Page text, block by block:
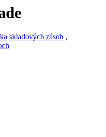
skladových zásob ,